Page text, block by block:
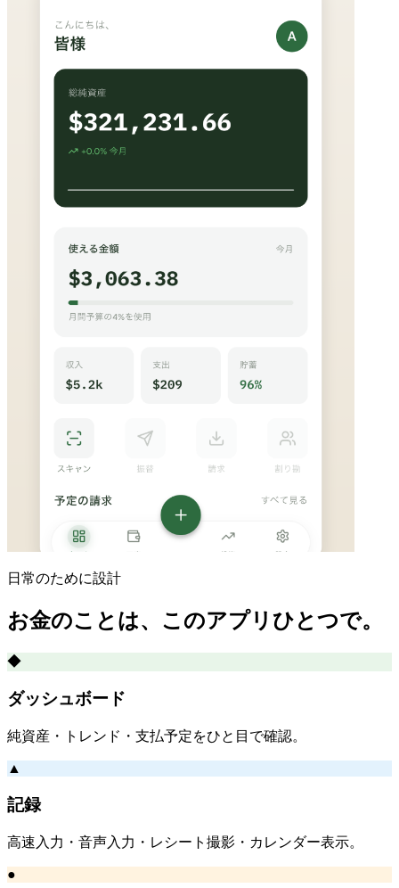
日常のために設計
お金のことは、このアプリひとつで。
◆
ダッシュボード
純資産・トレンド・支払予定をひと目で確認。
▲
記録
高速入力・音声入力・レシート撮影・カレンダー表示。
●